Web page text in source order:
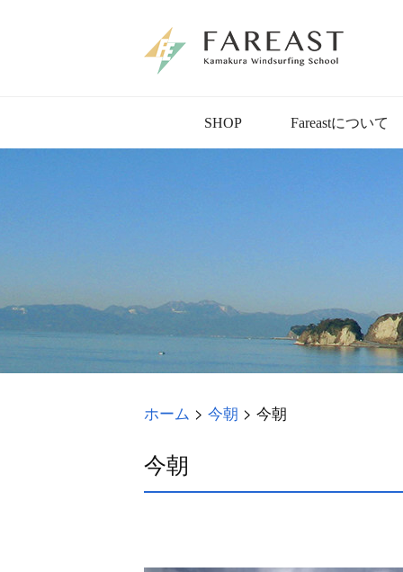
SHOP Fareastについて
ホーム > 今朝 > 今朝
今朝